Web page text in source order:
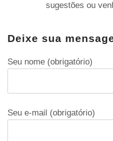
sugestões ou
Deixe sua
Seu nome (obrigatório)
Seu e-mail (obrigatório)